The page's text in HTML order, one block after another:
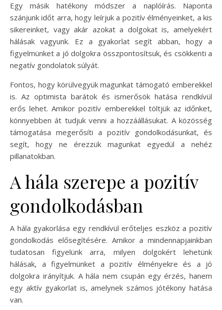
Egy másik hatékony módszer a naplóírás. Naponta
szánjunk időt arra, hogy leírjuk a pozitív élményeinket, a kis
sikereinket, vagy akár azokat a dolgokat is, amelyekért
hálásak vagyunk. Ez a gyakorlat segít abban, hogy a
figyelmünket a jó dolgokra összpontosítsuk, és csökkenti a
negatív gondolatok súlyát.
Fontos, hogy körülvegyük magunkat támogató emberekkel
is. Az optimista barátok és ismerősök hatása rendkívül
erős lehet. Amikor pozitív emberekkel töltjük az időnket,
könnyebben át tudjuk venni a hozzáállásukat. A közösség
támogatása megerősíti a pozitív gondolkodásunkat, és
segít, hogy ne érezzük magunkat egyedül a nehéz
pillanatokban.
A hála szerepe a pozitív
gondolkodásban
A hála gyakorlása egy rendkívül erőteljes eszköz a pozitív
gondolkodás elősegítésére. Amikor a mindennapjainkban
tudatosan figyelünk arra, milyen dolgokért lehetünk
hálásak, a figyelmünket a pozitív élményekre és a jó
dolgokra irányítjuk. A hála nem csupán egy érzés, hanem
egy aktív gyakorlat is, amelynek számos jótékony hatása
van.